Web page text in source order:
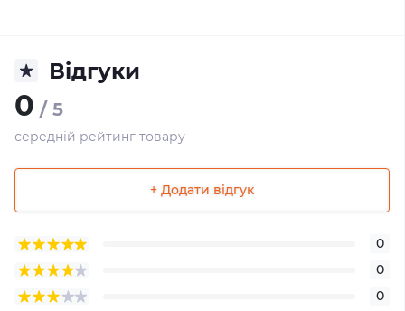
Відгуки
0 / 5
середній рейтинг товару
+ Додати відгук
0
0
0